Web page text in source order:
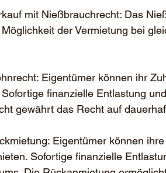
Möglichkeit der Vermietung bei
Sofortige finanzielle Entlastung
gewährt das Recht auf
Sofortige finanzielle